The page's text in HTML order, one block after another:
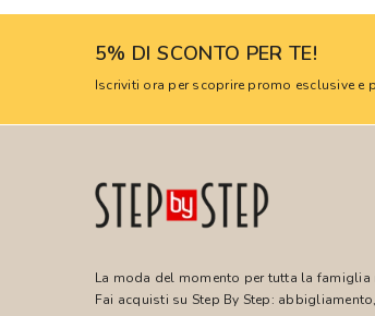
5% DI SCONTO PER TE!
Iscriviti ora per scoprire promo esclusive
La moda del momento per tutta la
Fai acquisti su Step By Step: